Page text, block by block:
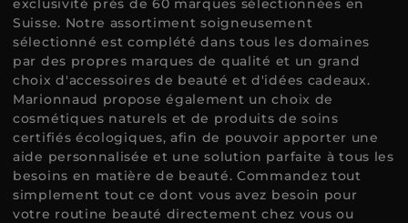
exclusivité près de 60 marques sélectionnées en
Suisse. Notre assortiment soigneusement
sélectionné est complété dans tous les domaines
par des propres marques de qualité et un grand
choix d'accessoires de beauté et d'idées cadeaux.
Marionnaud propose également un choix de
cosmétiques naturels et de produits de soins
certifiés écologiques, afin de pouvoir apporter une
aide personnalisée et une solution parfaite à tous les
besoins en matière de beauté. Commandez tout
simplement tout ce dont vous avez besoin pour
votre routine beauté directement chez vous ou